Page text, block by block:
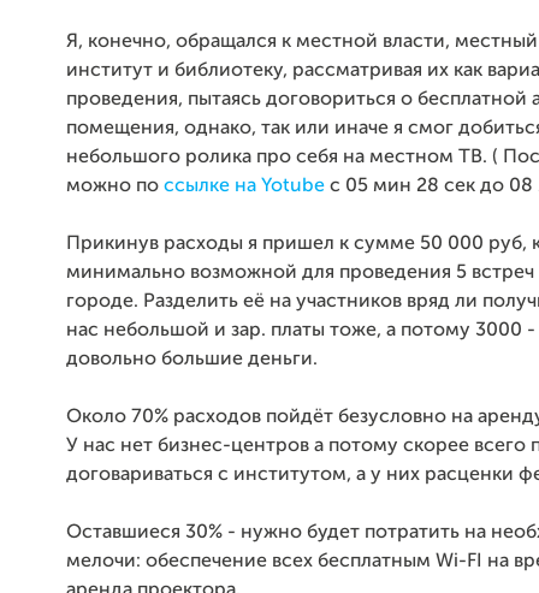
Я, конечно, обращался к местной власти,
институт и библиотеку, рассматривая их как
проведения, пытаясь договориться о бесплатной
помещения, однако, так или иначе я смог
небольшого ролика про себя на местном ТВ. (
можно по ссылке на Yotube с 05 мин 28 сек до 08
Прикинув расходы я пришел к сумме 50 000 руб,
минимально возможной для проведения 5
городе. Разделить её на участников вряд ли
нас небольшой и зар. платы тоже, а потому 3000
довольно большие деньги.
Около 70% расходов пойдёт безусловно на
У нас нет бизнес-центров а потому скорее всего
договариваться с институтом, а у них расценки
Оставшиеся 30% - нужно будет потратить на
мелочи: обеспечение всех бесплатным Wi-FI на